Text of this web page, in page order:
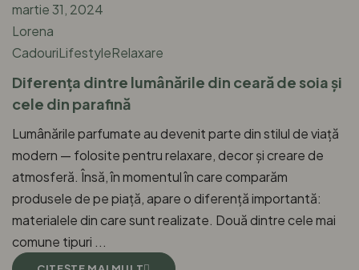
martie 31, 2024
Lorena
CadouriLifestyleRelaxare
Diferența dintre lumânările din ceară de soia și
cele din parafină
Lumânările parfumate au devenit parte din stilul de viață
modern — folosite pentru relaxare, decor și creare de
atmosferă. Însă, în momentul în care comparăm
produsele de pe piață, apare o diferență importantă:
materialele din care sunt realizate. Două dintre cele mai
comune tipuri ...